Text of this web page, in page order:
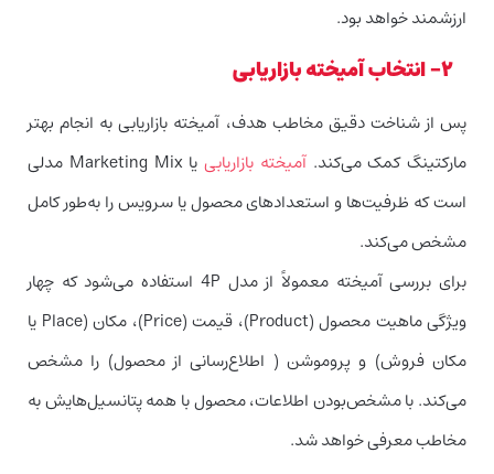
ارزشمند خواهد بود.
۲- انتخاب آمیخته بازاریابی
پس از شناخت دقیق مخاطب هدف، آمیخته بازاریابی به انجام بهتر
مارکتینگ کمک می‌کند.آمیخته بازاریابی
یا Marketing Mix مدلی
است که ظرفیت‌ها و استعدادهای محصول یا سرویس را به‌طور کامل
مشخص می‌کند.
برای بررسی آمیخته معمولاً از مدل 4P استفاده می‌شود که چهار
ویژگی ماهیت محصول (Product)، قیمت (Price)، مکان (Place یا
مکان فروش) و پروموشن ( اطلاع‌رسانی از محصول) را مشخص
می‌کند. با مشخص‌بودن اطلاعات، محصول با همه پتانسیل‌هایش به
مخاطب معرفی خواهد شد.